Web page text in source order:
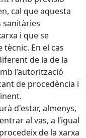
cal que aquesta
sanitàries
i que se
tècnic. En el cas
de la de la
l’autorització
de procedència i
d'estar, almenys,
al vas, a l’igual
de la xarxa